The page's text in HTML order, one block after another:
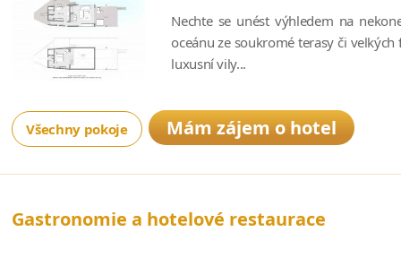
Nechte se unést výhledem na
oceánu ze soukromé terasy či
luxusní vily...
Všechny pokoje Mám zájem o hotel
Gastronomie a hotelové restaurace